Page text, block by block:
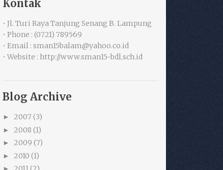
Kontak
• Jl. Turi Raya Tanjung Senang B. Lampung
• Phone : (0721) 789569
• Email : sman15balam@yahoo.co.id
• Website : http://www.sman15-bdl.sch.id
Blog Archive
► 2007 (3)
► 2008 (1)
► 2009 (7)
► 2010 (1)